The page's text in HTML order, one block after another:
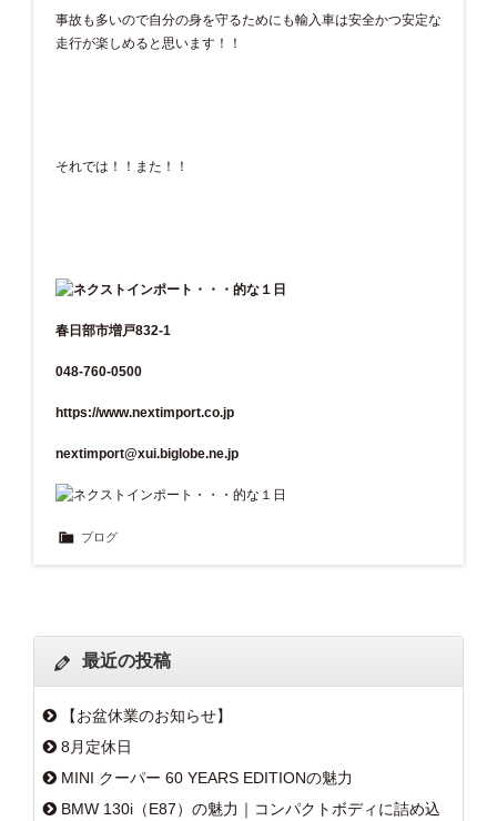
事故も多いので自分の身を守るためにも輸入車は安全かつ安定な
走行が楽しめると思います！！
それでは！！また！！
春日部市増戸832-1
048-760-0500
https://www.nextimport.co.jp
nextimport@xui.biglobe.ne.jp
ブログ
最近の投稿
【お盆休業のお知らせ】
8月定休日
MINI クーパー 60 YEARS EDITIONの魅力
BMW 130i（E87）の魅力｜コンパクトボディに詰め込